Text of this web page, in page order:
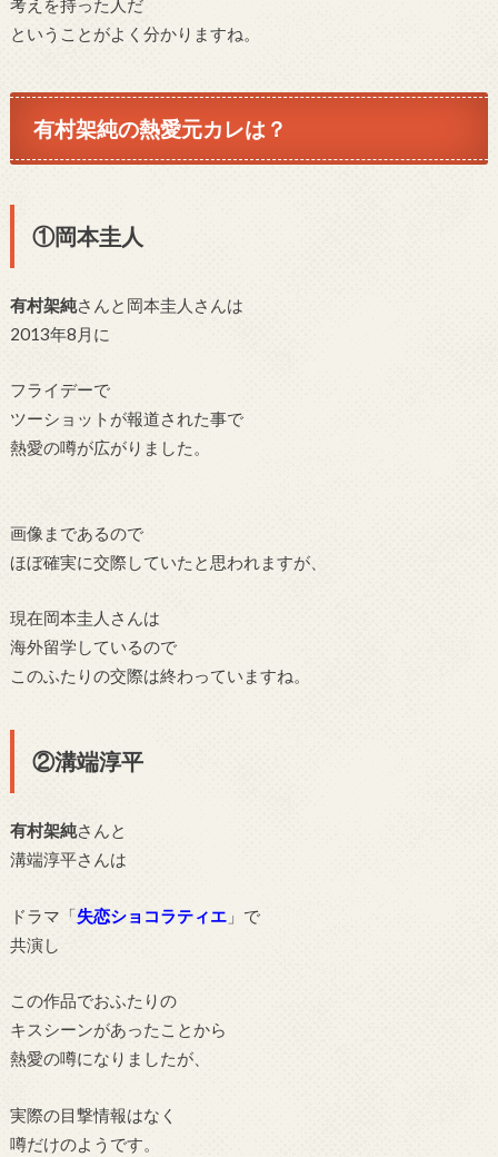
考えを持った人だ
ということがよく分かりますね。
有村架純の熱愛元カレは？
①岡本圭人
有村架純さんと 岡本圭人さんは
2013年8月に
フライデーで
ツーショットが報道された事で
熱愛の噂が広がりました。
画像まであるので
ほぼ確実に交際していたと思われますが、
現在岡本圭人さんは
海外留学しているので
このふたりの交際は終わっていますね。
②溝端淳平
有村架純さんと
溝端淳平さんは
ドラマ「失恋ショコラティエ」で
共演し
この作品でおふたりの
キスシーンがあったことから
熱愛の噂になりましたが、
実際の目撃情報はなく
噂だけのようです。